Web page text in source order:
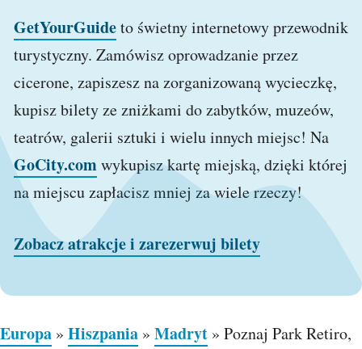
GetYourGuideto świetny internetowy przewodnik
turystyczny. Zamówisz oprowadzanie przez
cicerone, zapiszesz na zorganizowaną wycieczkę,
kupisz bilety ze zniżkami do zabytków, muzeów,
teatrów, galerii sztuki i wielu innych miejsc! Na
GoCity.comwykupisz kartę miejską, dzięki której
na miejscu zapłacisz mniej za wiele rzeczy!
Zobacz atrakcje i zarezerwuj bilety
Europa » Hiszpania » Madryt » Poznaj Park Retiro,